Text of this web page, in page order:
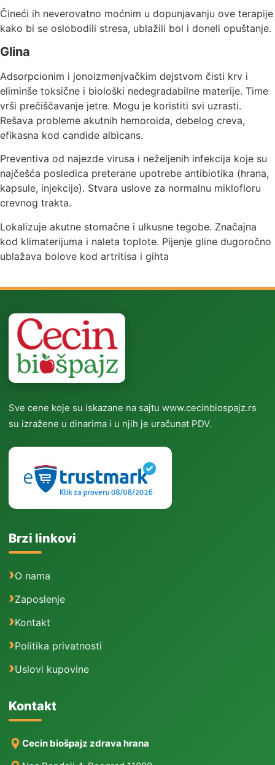
Čineći ih neverovatno moćnim u dopunjavanju ove terapije
kako bi se oslobodili stresa, ublažili bol i doneli opuštanje.
Glina
Adsorpcionim i jonoizmenjvačkim dejstvom čisti krv i
eliminše toksične i biološki nedegradabilne materije. Time
vrši prečiščavanje jetre. Mogu je koristiti svi uzrasti.
Rešava probleme akutnih hemoroida, debelog creva,
efikasna kod candide albicans.
Preventiva od najezde virusa i neželjenih infekcija koje su
najčešća posledica preterane upotrebe antibiotika (hrana,
kapsule, injekcije). Stvara uslove za normalnu miklofloru
crevnog trakta.
Lokalizuje akutne stomačne i ulkusne tegobe. Značajna
kod klimaterijuma i naleta toplote. Pijenje gline dugoročno
ublažava bolove kod artritisa i gihta
Sve cene koje su iskazane na sajtu www.cecinbiospajz.rs
su izražene u dinarima i u njih je uračunat PDV.
Brzi linkovi
O nama
Zaposlenje
Kontakt
Politika privatnosti
Uslovi kupovine
Kontakt
Cecin biošpajz zdrava hrana